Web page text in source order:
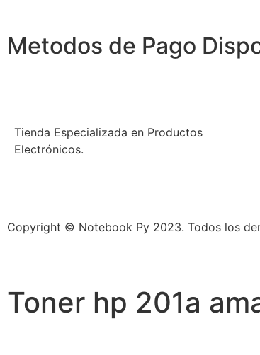
Metodos de Pago
Tienda Especializada en Productos
Electrónicos.
Copyright © Notebook Py 2023. Todos los
Toner hp 201a